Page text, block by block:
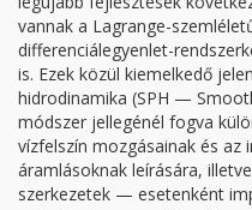
vannak a Lagrange-
differenciál­egyenlet-
is. Ezek közül kiemelkedő
hidro­dinamika (SPH —
módszer jellegénél fogva
vízfelszín mozgásainak és az
áramlásoknak leírására,
szerkezetek — esetenként